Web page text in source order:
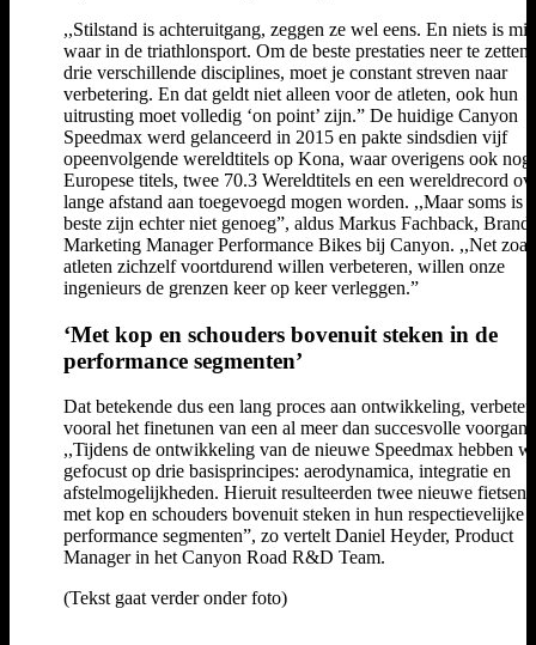
,,Stilstand is achteruitgang, zeggen ze wel eens. En niets is
waar in de triathlonsport. Om de beste prestaties neer te zetten
drie verschillende disciplines, moet je constant streven naar
verbetering. En dat geldt niet alleen voor de atleten, ook hun
uitrusting moet volledig ‘on point’ zijn.” De huidige Canyon
Speedmax werd gelanceerd in 2015 en pakte sindsdien vijf
opeenvolgende wereldtitels op Kona, waar overigens ook nog
Europese titels, twee 70.3 Wereldtitels en een wereldrecord
lange afstand aan toegevoegd mogen worden. ,,Maar soms is
beste zijn echter niet genoeg”, aldus Markus Fachback,
Marketing Manager Performance Bikes bij Canyon. ,,Net
atleten zichzelf voortdurend willen verbeteren, willen onze
ingenieurs de grenzen keer op keer verleggen.”
‘Met kop en schouders bovenuit steken in de
performance segmenten’
Dat betekende dus een lang proces aan ontwikkeling,
vooral het finetunen van een al meer dan succesvolle
,,Tijdens de ontwikkeling van de nieuwe Speedmax hebben
gefocust op drie basisprincipes: aerodynamica, integratie en
afstelmogelijkheden. Hieruit resulteerden twee nieuwe fietsen
met kop en schouders bovenuit steken in hun respectievelijke
performance segmenten”, zo vertelt Daniel Heyder, Product
Manager in het Canyon Road R&D Team.
(Tekst gaat verder onder foto)